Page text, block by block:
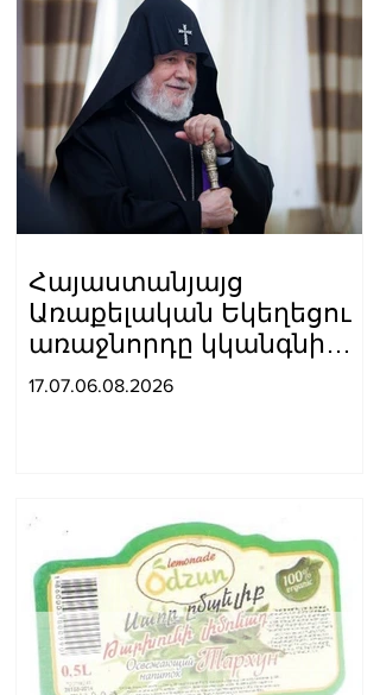
Հայաստանյայց
Առաքելական Եկեղեցու
առաջնորդը կկանգնի
դատարանի առջև՝
արձագանքը
17.07.06.08.2026